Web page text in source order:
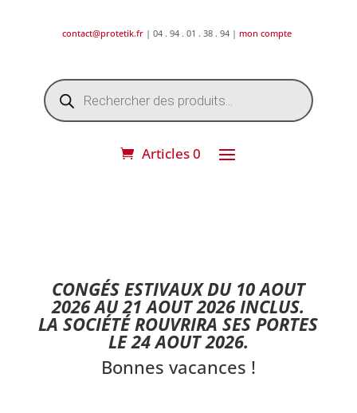
contact@protetik.fr | 04 . 94 . 01 . 38 . 94 | mon compte
Recherche
de
produits
Articles 0
CONGÉS ESTIVAUX DU 10 AOUT
2026 AU 21 AOUT 2026 INCLUS.
LA SOCIÉTÉ ROUVRIRA SES PORTES
LE 24 AOUT 2026.
Bonnes vacances !